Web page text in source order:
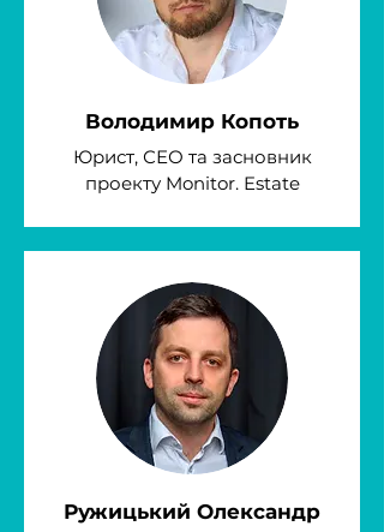
Володимир Копоть
Юрист, СЕО та засновник
проекту Monitor. Estate
Ружицький Олександр